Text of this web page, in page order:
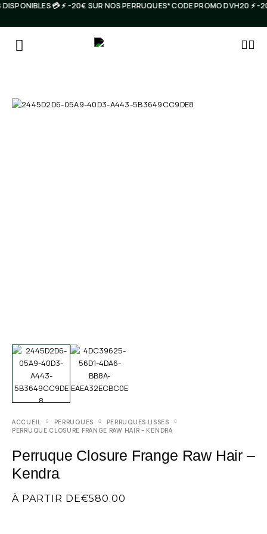
💳 ⚡️ -20€ SUR NOS PERRUQUES* CODE PROMO DVH20 ⚡️ -
ACCUEIL PERRUQUES
PERRUQUES LISSES
PERRUQUE CLOSURE FRANGE RAW HAIR – KENDRA
Perruque Closure Frange Raw Hair –
Kendra
À PARTIR DE€580.00